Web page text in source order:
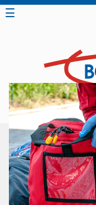
☰